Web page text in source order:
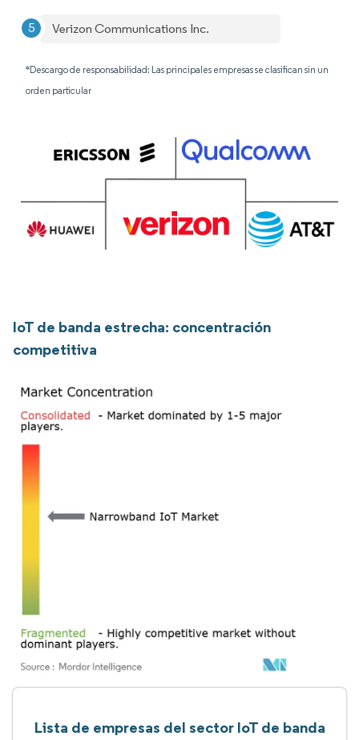
Verizon Communications Inc.
*Descargo de responsabilidad: Las principales empresas se clasifican sin un
orden particular
IoT de banda estrecha: concentración
competitiva
Lista de empresas del sector IoT de banda